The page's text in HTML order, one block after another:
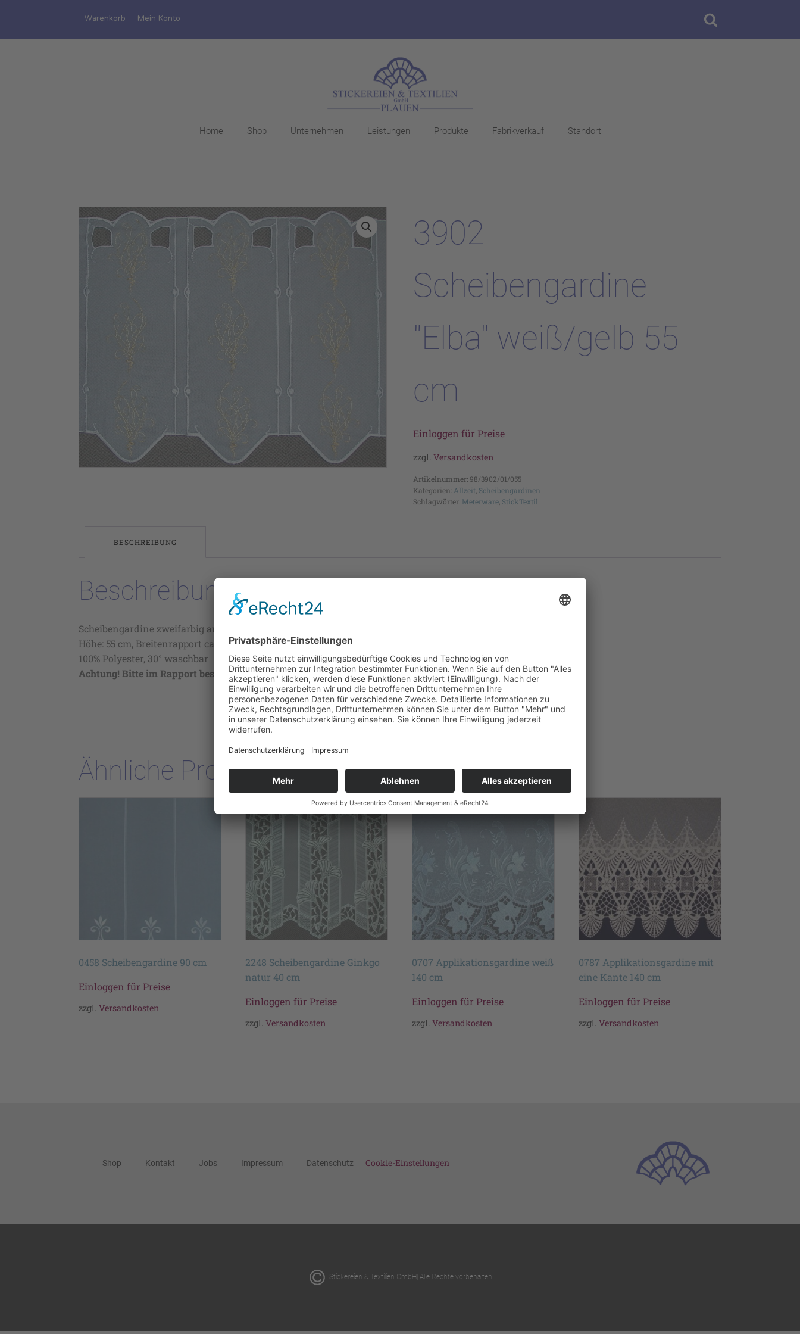
Warenkorb Mein Konto
Home Shop Unternehmen Leistungen Produkte Fabrikverkauf Standort
3902
Scheibengardine
"Elba" weiß/gelb 55
cm
Einloggen für Preise
zzgl. Versandkosten
Artikelnummer: 98/3902/01/055
Kategorien: Allzeit, Scheibengardinen
Schlagwörter: Meterware, StickTextil
BESCHREIBUNG
Beschreibung
Scheibengardine zweifarbig auf Sable`, Farbe: weiß/ gelb,
Höhe: 55 cm, Breitenrapport ca 16,2 cm,
100% Polyester, 30° waschbar
Achtung! Bitte im Rapport bestellen!
Ähnliche Produkte
0458 Scheibengardine 90 cm
Einloggen für Preise
zzgl. Versandkosten
2248 Scheibengardine Ginkgo
natur 40 cm
Einloggen für Preise
zzgl. Versandkosten
0707 Applikationsgardine weiß
140 cm
Einloggen für Preise
zzgl. Versandkosten
0787 Applikationsgardine mit
eine Kante 140 cm
Einloggen für Preise
zzgl. Versandkosten
Shop Kontakt Jobs Impressum Datenschutz Cookie-Einstellungen
Stickereien & Textilien GmbH| Alle Rechte vorbehalten